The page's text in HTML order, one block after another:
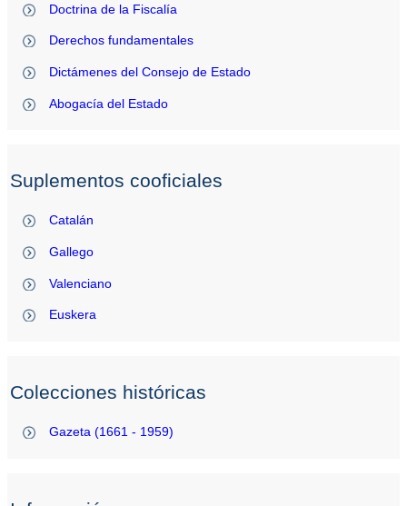
Doctrina de la Fiscalía
Derechos fundamentales
Dictámenes del Consejo de Estado
Abogacía del Estado
Suplementos cooficiales
Catalán
Gallego
Valenciano
Euskera
Colecciones históricas
Gazeta (1661 - 1959)